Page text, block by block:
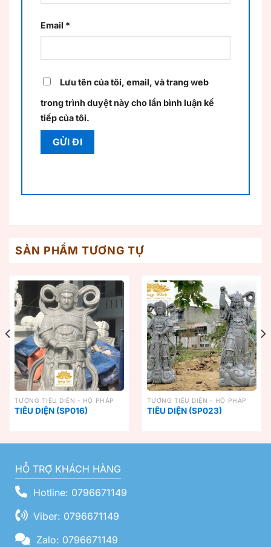
Email *
Lưu tên của tôi, email, và trang web
trong trình duyệt này cho lần bình luận kế
tiếp của tôi.
SẢN PHẨM TƯƠNG TỰ
TƯỢNG TIÊU DIỆN - HỘ PHÁP
TIÊU DIỆN (SP016)
TƯỢNG TIÊU DIỆN - HỘ PHÁP
TIÊU DIỆN (SP023)
HỖ TRỢ KHÁCH HÀNG
Hotline: 0796671149
Viber: 0796671149
Zalo: 0796671149